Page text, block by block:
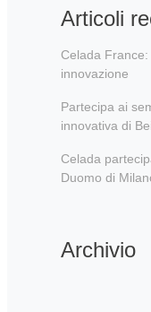
Articoli
Celada
innovazione
Partecipa ai
innovativa di
Celada
Duomo di
Archivio